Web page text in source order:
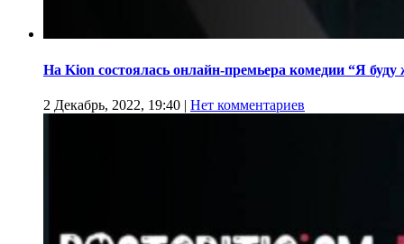
На Kion cостоялась онлайн-премьера комедии “Я буду
2 Декабрь, 2022, 19:40 | Нет комментариев